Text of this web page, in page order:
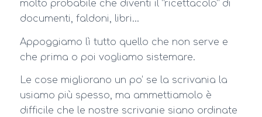
molto probabile che diventi il “ricettacolo” di
documenti, faldoni, libri…
Appoggiamo lì tutto quello che non serve e
che prima o poi vogliamo sistemare.
Le cose migliorano un po’ se la scrivania la
usiamo più spesso, ma ammettiamolo è
difficile che le nostre scrivanie siano ordinate